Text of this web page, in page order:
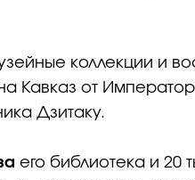
коллекции и
Кавказ от
Дзитаку.
его библиотека и